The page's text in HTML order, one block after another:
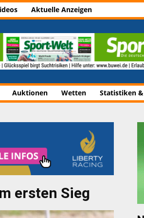
Aktuelle Anzeigen
Auktionen Wetten Statistiken
ersten Sieg